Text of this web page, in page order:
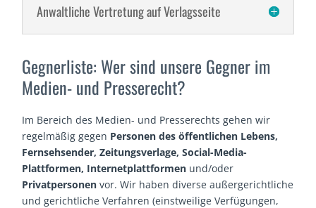
Anwaltliche Vertretung auf Verlagsseite
Gegnerliste: Wer sind unsere Gegner im
Medien- und Presserecht?
Im Bereich des Medien- und Presserechts gehen wir
regelmäßig gegen Personen des öffentlichen Lebens,
Fernsehsender, Zeitungsverlage, Social-Media-
Plattformen, Internetplattformen und/oder
Privatpersonen vor. Wir haben diverse außergerichtliche
und gerichtliche Verfahren (einstweilige Verfügungen,